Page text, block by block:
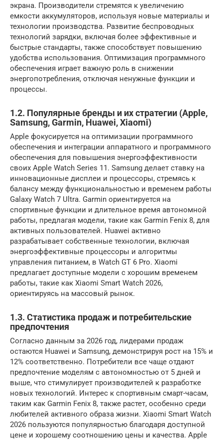
экрана. Производители стремятся к увеличению
емкости аккумуляторов, используя новые материалы и
технологии производства. Развитие беспроводных
технологий зарядки, включая более эффективные и
быстрые стандарты, также способствует повышению
удобства использования. Оптимизация программного
обеспечения играет важную роль в снижении
энергопотребления, отключая ненужные функции и
процессы.
1.2. Популярные бренды и их стратегии (Apple,
Samsung, Garmin, Huawei, Xiaomi)
Apple фокусируется на оптимизации программного
обеспечения и интеграции аппаратного и программного
обеспечения для повышения энергоэффективности
своих Apple Watch Series 11. Samsung делает ставку на
инновационные дисплеи и процессоры, стремясь к
балансу между функциональностью и временем работы
Galaxy Watch 7 Ultra. Garmin ориентируется на
спортивные функции и длительное время автономной
работы, предлагая модели, такие как Garmin Fenix 8, для
активных пользователей. Huawei активно
разрабатывает собственные технологии, включая
энергоэффективные процессоры и алгоритмы
управления питанием, в Watch GT 6 Pro. Xiaomi
предлагает доступные модели с хорошим временем
работы, такие как Xiaomi Smart Watch 2026,
ориентируясь на массовый рынок.
1.3. Статистика продаж и потребительские
предпочтения
Согласно данным за 2026 год, лидерами продаж
остаются Huawei и Samsung, демонстрируя рост на 15% и
12% соответственно. Потребители все чаще отдают
предпочтение моделям с автономностью от 5 дней и
выше, что стимулирует производителей к разработке
новых технологий. Интерес к спортивным смарт-часам,
таким как Garmin Fenix 8, также растет, особенно среди
любителей активного образа жизни. Xiaomi Smart Watch
2026 пользуются популярностью благодаря доступной
цене и хорошему соотношению цены и качества. Apple